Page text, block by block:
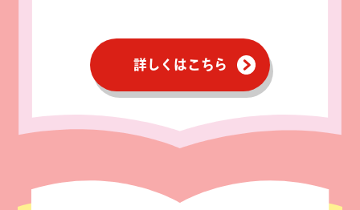
詳しくはこちら